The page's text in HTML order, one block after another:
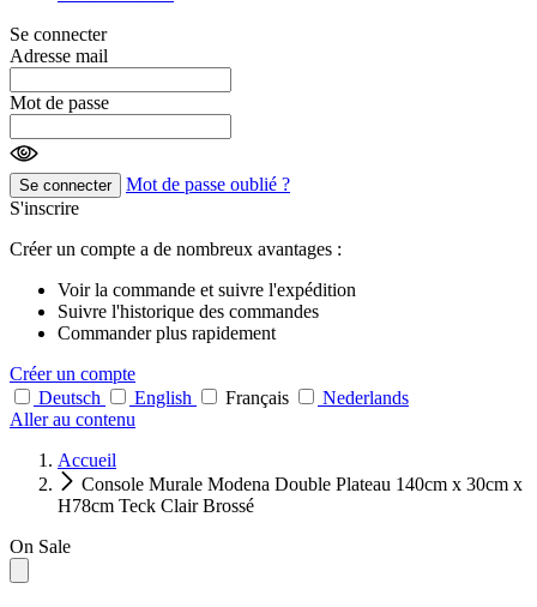
Se connecter
Adresse mail
Mot de passe
Se connecter
Mot de passe oublié ?
S'inscrire
Créer un compte a de nombreux avantages :
Voir la commande et suivre l'expédition
Suivre l'historique des commandes
Commander plus rapidement
Créer un compte
Deutsch
English Français
Nederlands
Aller au contenu
Accueil
Console Murale Modena Double Plateau 140cm x 30cm x
H78cm Teck Clair Brossé
On Sale